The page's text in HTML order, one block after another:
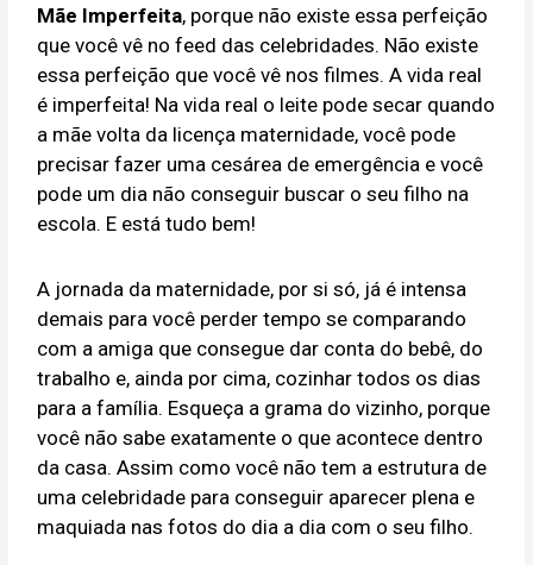
Mãe Imperfeita, porque não existe essa perfeição
que você vê no feed das celebridades. Não existe
essa perfeição que você vê nos filmes. A vida real
é imperfeita! Na vida real o leite pode secar quando
a mãe volta da licença maternidade, você pode
precisar fazer uma cesárea de emergência e você
pode um dia não conseguir buscar o seu filho na
escola. E está tudo bem!
A jornada da maternidade, por si só, já é intensa
demais para você perder tempo se comparando
com a amiga que consegue dar conta do bebê, do
trabalho e, ainda por cima, cozinhar todos os dias
para a família. Esqueça a grama do vizinho, porque
você não sabe exatamente o que acontece dentro
da casa. Assim como você não tem a estrutura de
uma celebridade para conseguir aparecer plena e
maquiada nas fotos do dia a dia com o seu filho.